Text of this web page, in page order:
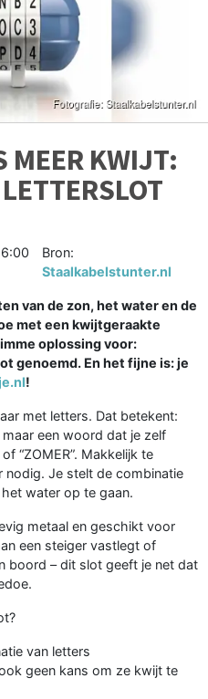
MEER KWIJT:
Bron:
Staalkabelstunter.nl
van de zon, het water en de
met een kwijtgeraakte
oplossing voor:
genoemd. En het fijne is: je
!
met letters. Dat betekent:
een woord dat je zelf
of “ZOMER”. Makkelijk te
nodig. Je stelt de combinatie
water op te gaan.
metaal en geschikt voor
een steiger vastlegt of
boord – dit slot geeft je net dat
van letters
geen kans om ze kwijt te